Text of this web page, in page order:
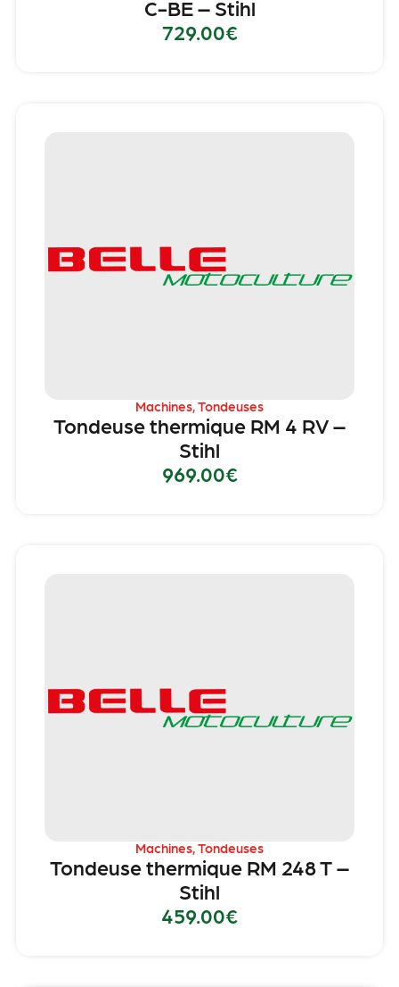
C-BE – Stihl
729.00€
Machines,Tondeuses
Tondeuse thermique RM 4 RV –
Stihl
969.00€
Machines,Tondeuses
Tondeuse thermique RM 248 T –
Stihl
459.00€